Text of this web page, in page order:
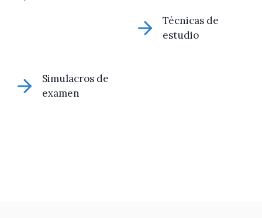
Técnicas de
estudio
Simulacros de
examen